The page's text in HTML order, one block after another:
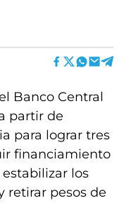
Banco Central
partir de
para lograr tres
financiamiento
los
retirar pesos de